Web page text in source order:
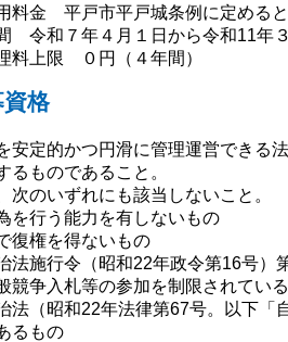
料金 平戸市平戸城条例に定めると
令和７年４月１日から令和11年３
料上限 ０円（４年間）
格
安定的かつ円滑に管理運営できる
るものであること。
次のいずれにも該当しないこと。
を行う能力を有しないもの
復権を得ないもの
法施行令（昭和22年政令第16号）
競争入札等の参加を制限されてい
法（昭和22年法律第67号。以下「
るもの